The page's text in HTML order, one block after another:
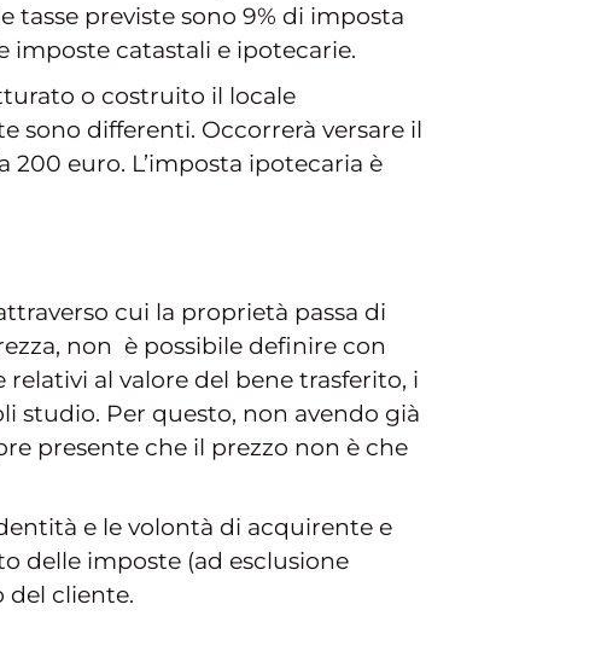
tasse previste sono 9% di imposta
imposte catastali e ipotecarie.
o costruito il locale
sono differenti. Occorrerà versare il
200 euro. L’imposta ipotecaria è
cui la proprietà passa di
non è possibile definire con
al valore del bene trasferito, i
studio. Per questo, non avendo già
presente che il prezzo non è che
e le volontà di acquirente e
delle imposte (ad esclusione
del cliente.